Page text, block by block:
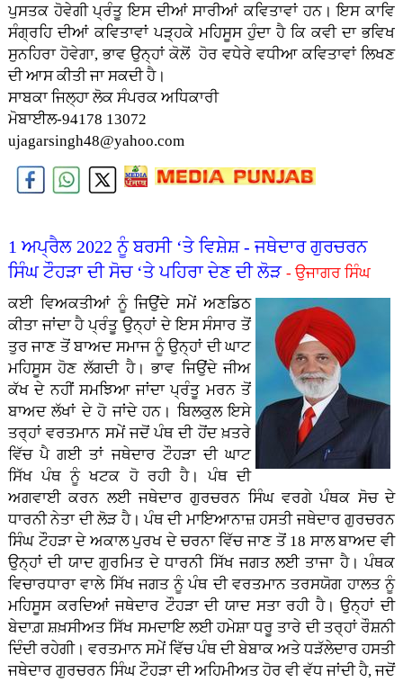
ਪੁਸਤਕ ਹੋਵੇਗੀ ਪ੍ਰੰਤੂ ਇਸ ਦੀਆਂ ਸਾਰੀਆਂ ਕਵਿਤਾਵਾਂ ਹਨ। ਇਸ ਕਾਵਿ
ਸੰਗ੍ਰਹਿ ਦੀਆਂ ਕਵਿਤਾਵਾਂ ਪੜ੍ਹਕੇ ਮਹਿਸੂਸ ਹੁੰਦਾ ਹੈ ਕਿ ਕਵੀ ਦਾ ਭਵਿਖ
ਸੁਨਹਿਰਾ ਹੋਵੇਗਾ, ਭਾਵ ਉਨ੍ਹਾਂ ਕੋਲੋਂ ਹੋਰ ਵਧੇਰੇ ਵਧੀਆ ਕਵਿਤਾਵਾਂ ਲਿਖਣ
ਦੀ ਆਸ ਕੀਤੀ ਜਾ ਸਕਦੀ ਹੈ।
ਸਾਬਕਾ ਜਿਲ੍ਹਾ ਲੋਕ ਸੰਪਰਕ ਅਧਿਕਾਰੀ
ਮੋਬਾਈਲ-94178 13072
ujagarsingh48@yahoo.com
1 ਅਪ੍ਰੈਲ 2022 ਨੂੰ ਬਰਸੀ ‘ਤੇ ਵਿਸ਼ੇਸ਼ - ਜਥੇਦਾਰ ਗੁਰਚਰਨ
ਸਿੰਘ ਟੌਹੜਾ ਦੀ ਸੋਚ ‘ਤੇ ਪਹਿਰਾ ਦੇਣ ਦੀ ਲੋੜ - ਉਜਾਗਰ ਸਿੰਘ
ਕਈ ਵਿਅਕਤੀਆਂ ਨੂੰ ਜਿਉਂਦੇ ਸਮੇਂ ਅਣਡਿਠ
ਕੀਤਾ ਜਾਂਦਾ ਹੈ ਪ੍ਰੰਤੂ ਉਨ੍ਹਾਂ ਦੇ ਇਸ ਸੰਸਾਰ ਤੋਂ
ਤੁਰ ਜਾਣ ਤੋਂ ਬਾਅਦ ਸਮਾਜ ਨੂੰ ਉਨ੍ਹਾਂ ਦੀ ਘਾਟ
ਮਹਿਸੂਸ ਹੋਣ ਲੱਗਦੀ ਹੈ। ਭਾਵ ਜਿਉਂਦੇ ਜੀਅ
ਕੱਖ ਦੇ ਨਹੀਂ ਸਮਝਿਆ ਜਾਂਦਾ ਪ੍ਰੰਤੂ ਮਰਨ ਤੋਂ
ਬਾਅਦ ਲੱਖਾਂ ਦੇ ਹੋ ਜਾਂਦੇ ਹਨ। ਬਿਲਕੁਲ ਇਸੇ
ਤਰ੍ਹਾਂ ਵਰਤਮਾਨ ਸਮੇਂ ਜਦੋਂ ਪੰਥ ਦੀ ਹੋਂਦ ਖ਼ਤਰੇ
ਵਿੱਚ ਪੈ ਗਈ ਤਾਂ ਜਥੇਦਾਰ ਟੌਹੜਾ ਦੀ ਘਾਟ
ਸਿੱਖ ਪੰਥ ਨੂੰ ਖਟਕ ਹੋ ਰਹੀ ਹੈ। ਪੰਥ ਦੀ
ਅਗਵਾਈ ਕਰਨ ਲਈ ਜਥੇਦਾਰ ਗੁਰਚਰਨ ਸਿੰਘ ਵਰਗੇ ਪੰਥਕ ਸੋਚ ਦੇ
ਧਾਰਨੀ ਨੇਤਾ ਦੀ ਲੋੜ ਹੈ। ਪੰਥ ਦੀ ਮਾਇਆਨਾਜ਼ ਹਸਤੀ ਜਥੇਦਾਰ ਗੁਰਚਰਨ
ਸਿੰਘ ਟੌਹੜਾ ਦੇ ਅਕਾਲ ਪੁਰਖ ਦੇ ਚਰਨਾ ਵਿੱਚ ਜਾਣ ਤੋਂ 18 ਸਾਲ ਬਾਅਦ ਵੀ
ਉਨ੍ਹਾਂ ਦੀ ਯਾਦ ਗੁਰਮਿਤ ਦੇ ਧਾਰਨੀ ਸਿੱਖ ਜਗਤ ਲਈ ਤਾਜਾ ਹੈ। ਪੰਥਕ
ਵਿਚਾਰਧਾਰਾ ਵਾਲੇ ਸਿੱਖ ਜਗਤ ਨੂੰ ਪੰਥ ਦੀ ਵਰਤਮਾਨ ਤਰਸਯੋਗ ਹਾਲਤ ਨੂੰ
ਮਹਿਸੂਸ ਕਰਦਿਆਂ ਜਥੇਦਾਰ ਟੌਹੜਾ ਦੀ ਯਾਦ ਸਤਾ ਰਹੀ ਹੈ। ਉਨ੍ਹਾਂ ਦੀ
ਬੇਦਾਗ਼ ਸ਼ਖ਼ਸੀਅਤ ਸਿੱਖ ਸਮਦਾਇ ਲਈ ਹਮੇਸ਼ਾ ਧਰੂ ਤਾਰੇ ਦੀ ਤਰ੍ਹਾਂ ਰੌਸ਼ਨੀ
ਦਿੰਦੀ ਰਹੇਗੀ। ਵਰਤਮਾਨ ਸਮੇਂ ਵਿੱਚ ਪੰਥ ਦੀ ਬੇਬਾਕ ਅਤੇ ਧੜੱਲੇਦਾਰ ਹਸਤੀ
ਜਥੇਦਾਰ ਗੁਰਚਰਨ ਸਿੰਘ ਟੌਹੜਾ ਦੀ ਅਹਿਮੀਅਤ ਹੋਰ ਵੀ ਵੱਧ ਜਾਂਦੀ ਹੈ, ਜਦੋਂ